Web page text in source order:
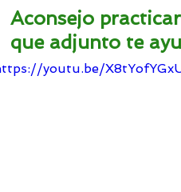
Aconsejo
que adjunto te
youtu.be/